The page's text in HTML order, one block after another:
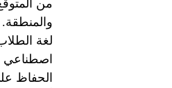
من
لغة
اصطناعي
الحفاظ